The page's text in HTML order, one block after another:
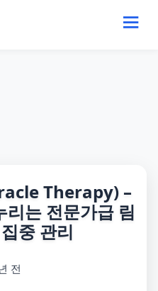
Therapy) –
리는 전문가급 림
중 관리
전